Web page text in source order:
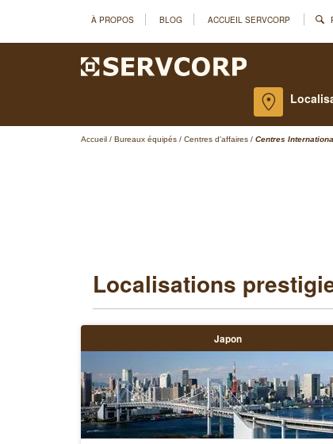
À PROPOS BLOG ACCUEIL SERVCORP
Accueil / Bureaux équipés / Centres d'affaires / Centres
Localisations
Japon